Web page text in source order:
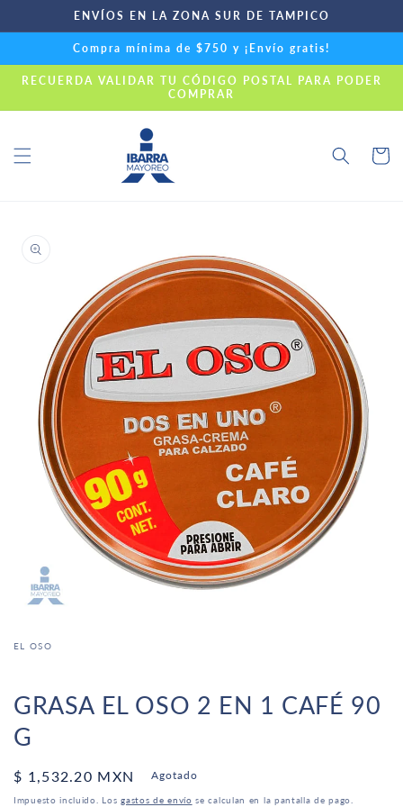
directamente
al contenido
ENVÍOS EN LA ZONA SUR DE TAMPICO
Compra mínima de $750 y ¡Envío gratis!
RECUERDA VALIDAR TU CÓDIGO POSTAL PARA PODER
COMPRAR
Carrito
a la
multimedia
ventana
modal
EL OSO
GRASA EL OSO 2 EN 1 CAFÉ 90
G
Precio
habitual
$ 1,532.20 MXN Agotado
Impuesto incluido. Losgastos de envío se calculan en la pantalla de pago.